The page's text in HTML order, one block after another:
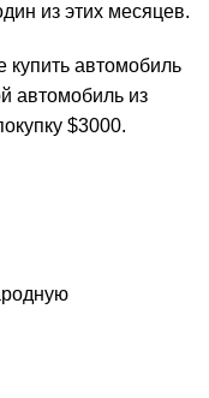
из этих месяцев.
автомобиль
автомобиль из
$3000.